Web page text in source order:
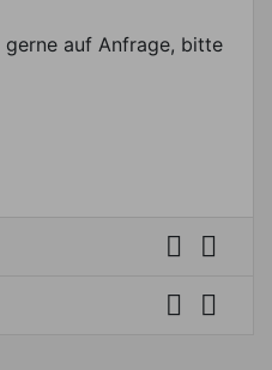
gerne auf Anfrage, bitte
 
 